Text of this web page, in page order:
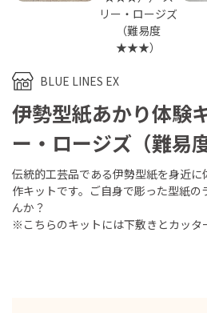
BLUE LINES EX
伊勢型紙あかり体験
ー・ロージズ（難
伝統的工芸品である伊勢型紙を身近
作キットです。ご自身で彫った型紙
んか？
※こちらのキットには下敷きとカッタ